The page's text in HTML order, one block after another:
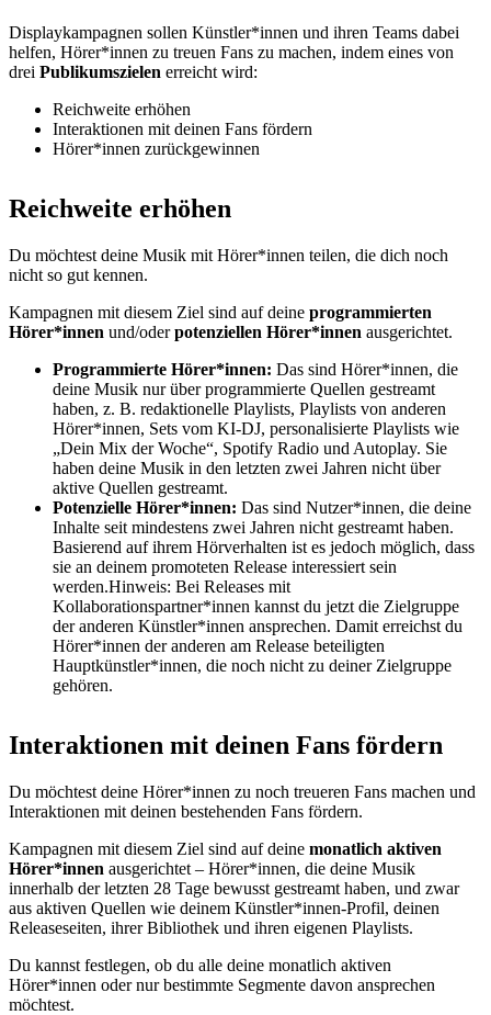
Displaykampagnen sollen Künstler*innen und ihren Teams dabei
helfen, Hörer*innen zu treuen Fans zu machen, indem eines von
drei Publikumszielen erreicht wird:
Reichweite erhöhen
Interaktionen mit deinen Fans fördern
Hörer*innen zurückgewinnen
Reichweite erhöhen
Du möchtest deine Musik mit Hörer*innen teilen, die dich noch
nicht so gut kennen.
Kampagnen mit diesem Ziel sind auf deine programmierten
Hörer*innen und/oderpotenziellen Hörer*innen ausgerichtet.
Programmierte Hörer*innen: Das sind Hörer*innen, die
deine Musik nur über programmierte Quellen gestreamt
haben, z. B. redaktionelle Playlists, Playlists von anderen
Hörer*innen, Sets vom KI-DJ, personalisierte Playlists wie
„Dein Mix der Woche“, Spotify Radio und Autoplay. Sie
haben deine Musik in den letzten zwei Jahren nicht über
aktive Quellen gestreamt.
Potenzielle Hörer*innen: Das sind Nutzer*innen, die deine
Inhalte seit mindestens zwei Jahren nicht gestreamt haben.
Basierend auf ihrem Hörverhalten ist es jedoch möglich, dass
sie an deinem promoteten Release interessiert sein
werden.Hinweis: Bei Releases mit
Kollaborationspartner*innen kannst du jetzt die Zielgruppe
der anderen Künstler*innen ansprechen. Damit erreichst du
Hörer*innen der anderen am Release beteiligten
Hauptkünstler*innen, die noch nicht zu deiner Zielgruppe
gehören.
Interaktionen mit deinen Fans fördern
Du möchtest deine Hörer*innen zu noch treueren Fans machen und
Interaktionen mit deinen bestehenden Fans fördern.
Kampagnen mit diesem Ziel sind auf deine monatlich aktiven
Hörer*innen ausgerichtet – Hörer*innen, die deine Musik
innerhalb der letzten 28 Tage bewusst gestreamt haben, und zwar
aus aktiven Quellen wie deinem Künstler*innen-Profil, deinen
Releaseseiten, ihrer Bibliothek und ihren eigenen Playlists.
Du kannst festlegen, ob du alle deine monatlich aktiven
Hörer*innen oder nur bestimmte Segmente davon ansprechen
möchtest.